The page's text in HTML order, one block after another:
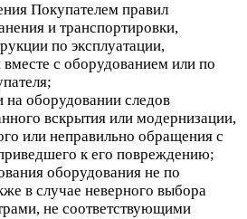
Покупателем правил
и транспортировки,
по эксплуатации,
с оборудованием или по
оборудовании следов
вскрытия или модернизации,
или неправильно обращения с
к его повреждению;
оборудования не по
в случае неверного выбора
не соответствующими